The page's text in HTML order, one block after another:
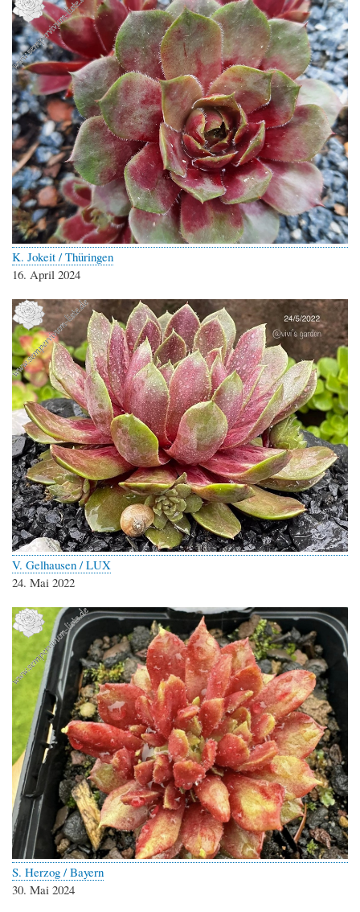
K. Jokeit / Thüringen
16. April 2024
V. Gelhausen / LUX
24. Mai 2022
S. Herzog / Bayern
30. Mai 2024